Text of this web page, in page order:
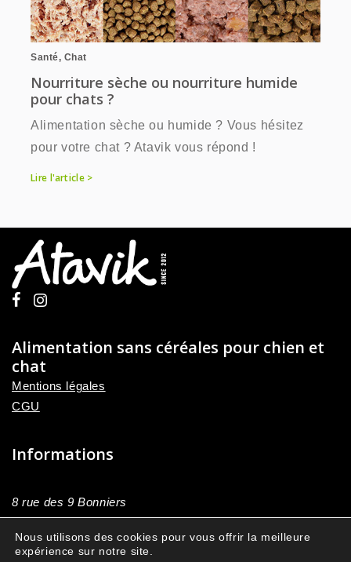
Santé, Chat
Nourriture sèche ou nourriture humide
pour chats ?
Alimentation sèche ou humide ? Vous hésitez
pour votre chat ? Atavik vous répond !
Lire l'article >
Alimentation sans céréales pour chien et
chat
Mentions légales
CGU
Informations
8 rue des 9 Bonniers
59178, Brillon
France Métropolitaine
Nous utilisons des cookies pour vous offrir la meilleure
expérience sur notre site.